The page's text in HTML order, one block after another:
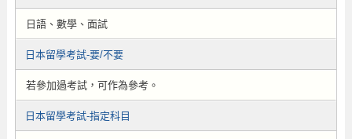
日語、數學、面試
日本留學考試-要/不要
若參加過考試，可作為參考。
日本留學考試-指定科目